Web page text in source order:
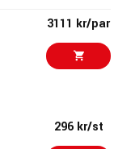
3111 kr/par
296 kr/st